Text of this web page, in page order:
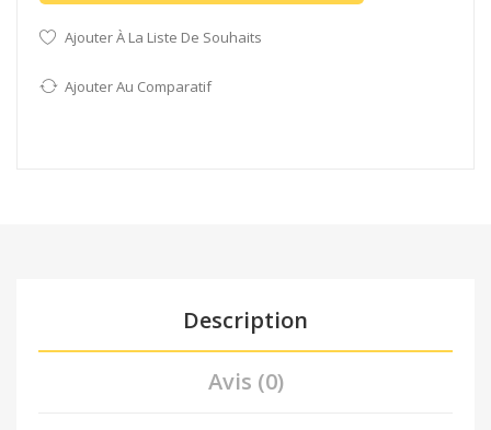
Ajouter À La Liste De Souhaits
Ajouter Au Comparatif
Description
Avis (0)